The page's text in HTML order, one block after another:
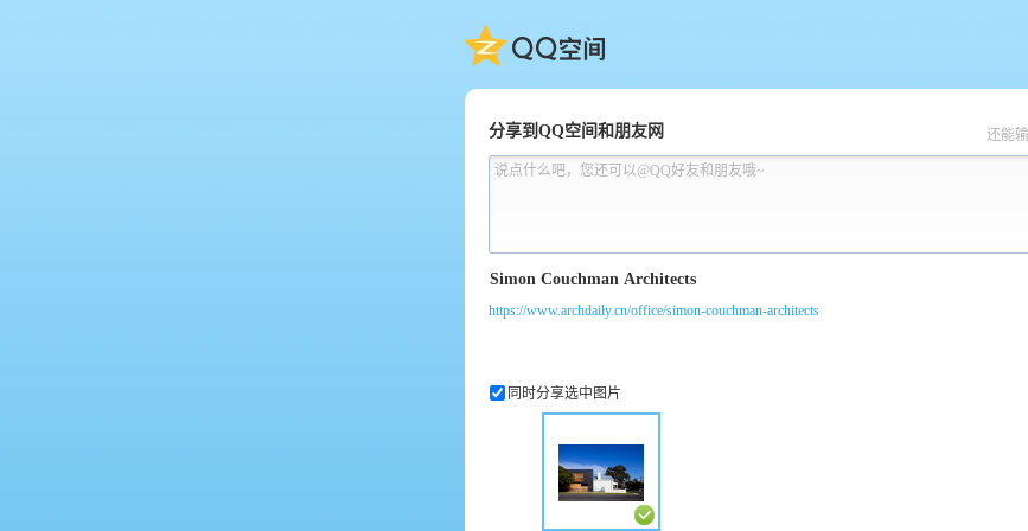
QQ空间
分享到QQ空间和朋友网
说点什么吧，您还可以@QQ好友和朋友哦~
还能
https://www.archdaily.cn/office/simon-couchman-architects
同时分享选中图片